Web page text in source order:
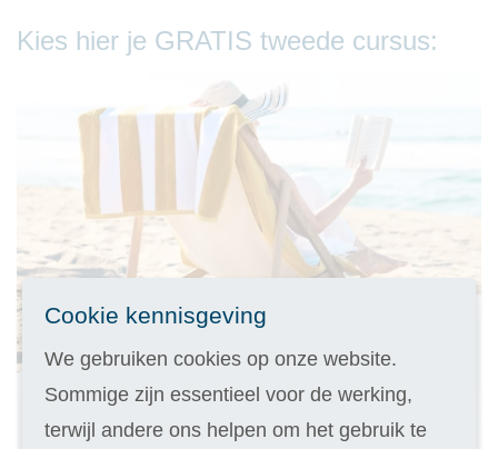
Kies hier je GRATIS tweede cursus:
Cookie kennisgeving
We gebruiken cookies op onze website.
Sommige zijn essentieel voor de werking,
terwijl andere ons helpen om het gebruik te